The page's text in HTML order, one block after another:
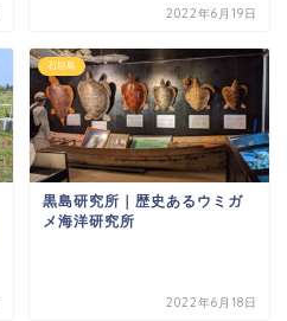
2022年6月19日
石垣島
黒島研究所｜歴史あるウミガ
メ海洋研究所
2022年6月18日